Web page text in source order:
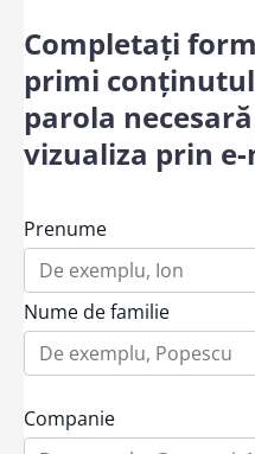
Completați
primi
parola
vizualiza prin
Prenume
Nume de familie
Companie